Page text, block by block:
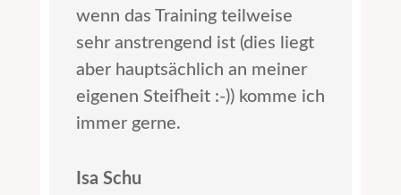
wenn das Training teilweise
sehr anstrengend ist (dies liegt
aber hauptsächlich an meiner
eigenen Steifheit :-)) komme ich
immer gerne.
Isa Schu